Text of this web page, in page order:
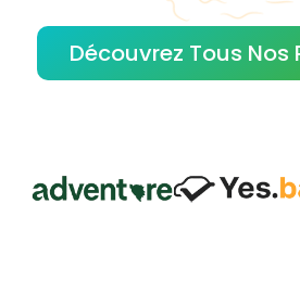
Découvrez Tous Nos